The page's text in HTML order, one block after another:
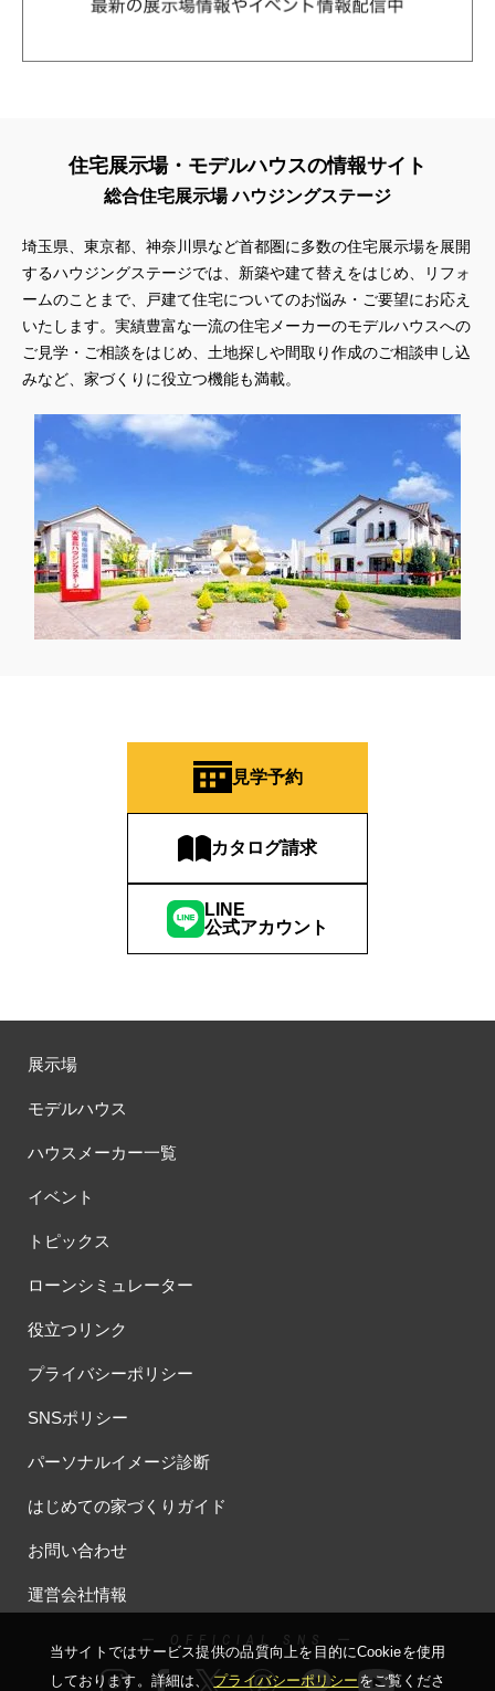
住宅展示場・モデルハウスの情報サイト
総合住宅展示場 ハウジングステージ
埼玉県、東京都、神奈川県など首都圏に多数の住宅展示場を展開
するハウジングステージでは、新築や建て替えをはじめ、リフォ
ームのことまで、戸建て住宅についてのお悩み・ご要望にお応え
いたします。実績豊富な一流の住宅メーカーのモデルハウスへの
ご見学・ご相談をはじめ、土地探しや間取り作成のご相談申し込
みなど、家づくりに役立つ機能も満載。
見学予約
カタログ請求
LINE
公式アカウント
展示場
モデルハウス
ハウスメーカー一覧
イベント
トピックス
ローンシミュレーター
役立つリンク
プライバシーポリシー
SNSポリシー
パーソナルイメージ診断
はじめての家づくりガイド
お問い合わせ
運営会社情報
ー OFFICIAL SNS ー
当サイトではサービス提供の品質向上を⽬的にCookieを使⽤
しております。詳細は、プライバシーポリシーをご覧くださ